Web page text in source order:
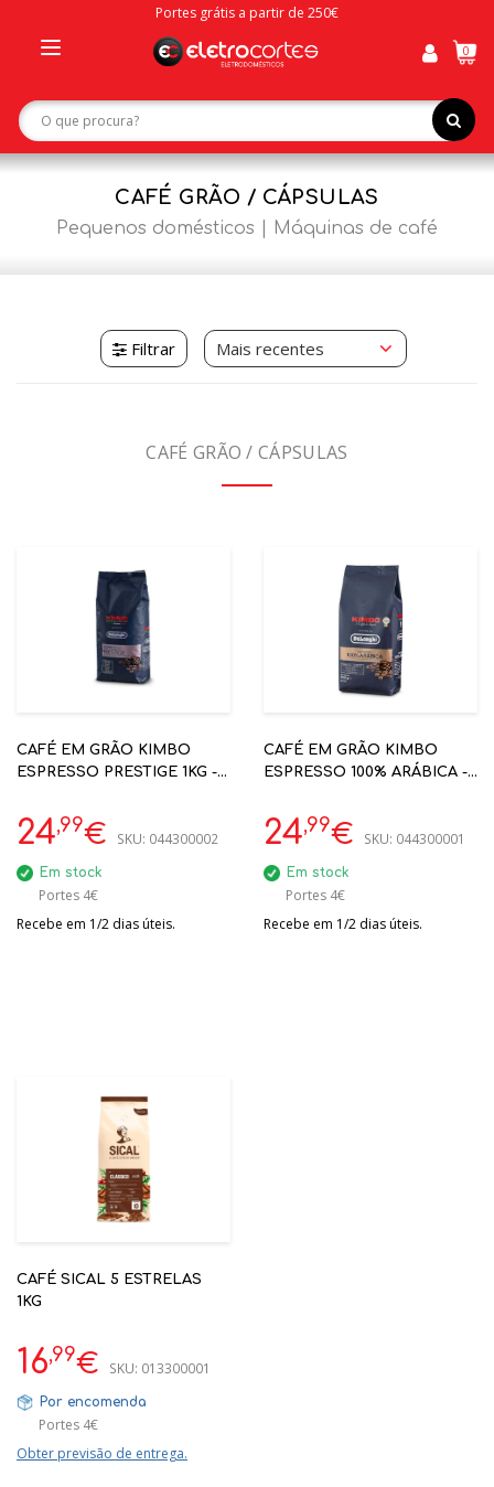
Portes grátis a partir de 250€
navigation
0
CAFÉ GRÃO / CÁPSULAS
Pequenos domésticos Máquinas de café
Filtrar
CAFÉ GRÃO / CÁPSULAS
CAFÉ EM GRÃO KIMBO
ESPRESSO PRESTIGE 1KG -
24,99€ SKU: 044300002
Em stock
Portes 4€
Recebe em 1/2 dias úteis.
CAFÉ EM GRÃO KIMBO
ESPRESSO 100% ARÁBICA -
24,99€ SKU: 044300001
Em stock
Portes 4€
Recebe em 1/2 dias úteis.
CAFÉ SICAL 5 ESTRELAS
1KG
16,99€ SKU: 013300001
Por encomenda
Portes 4€
Obter previsão de entrega.